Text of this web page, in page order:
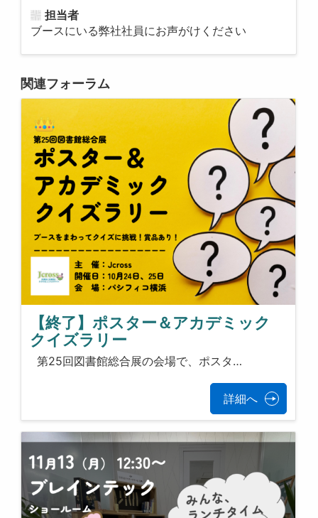
担当者
ブースにいる弊社社員にお声がけください
関連フォーラム
【終了】ポスター＆アカデミック
クイズラリー
第25回図書館総合展の会場で、ポスタ…
詳細へ